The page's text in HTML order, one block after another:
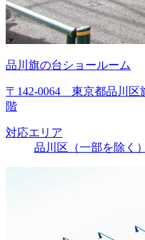
品川旗の台ショールーム
〒142-0064 東京都品川区
階
対応エリア
品川区（一部を除く